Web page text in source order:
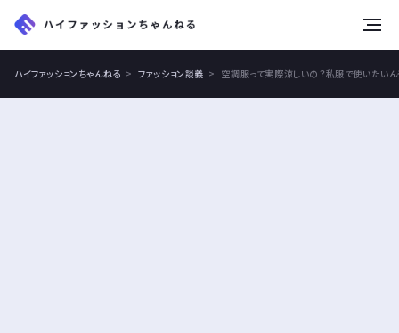
ハイファッションちゃんねる ファッション談義 空調服って実際涼しいの？私服で使いたい